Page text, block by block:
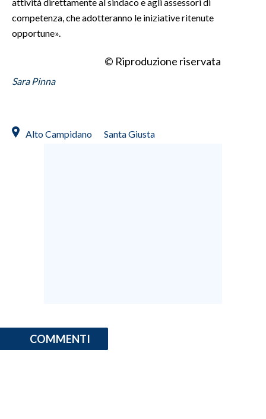
competenza, che adotteranno le iniziative ritenute
opportune».
© Riproduzione riservata
Sara Pinna
Alto Campidano Santa Giusta
COMMENTI